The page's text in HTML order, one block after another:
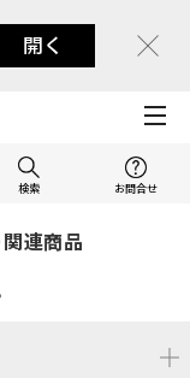
開く
検索 お問合せ
連商品